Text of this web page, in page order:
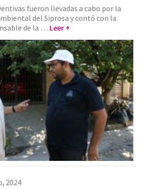
fueron llevadas a cabo por la
del Siprosa y contó con la
de la … Leer +
2024